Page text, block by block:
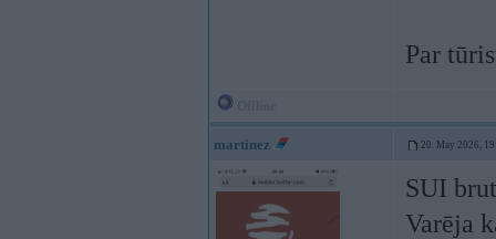
Par
martinez 20. May 2026,
SUI
Varēja